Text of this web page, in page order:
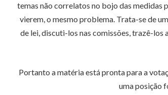
temas não correlatos no bojo das medidas
vierem, o mesmo problema. Trata-se de
de lei, discuti-los nas comissões, trazê-los
Portanto a matéria está pronta para a
uma posição